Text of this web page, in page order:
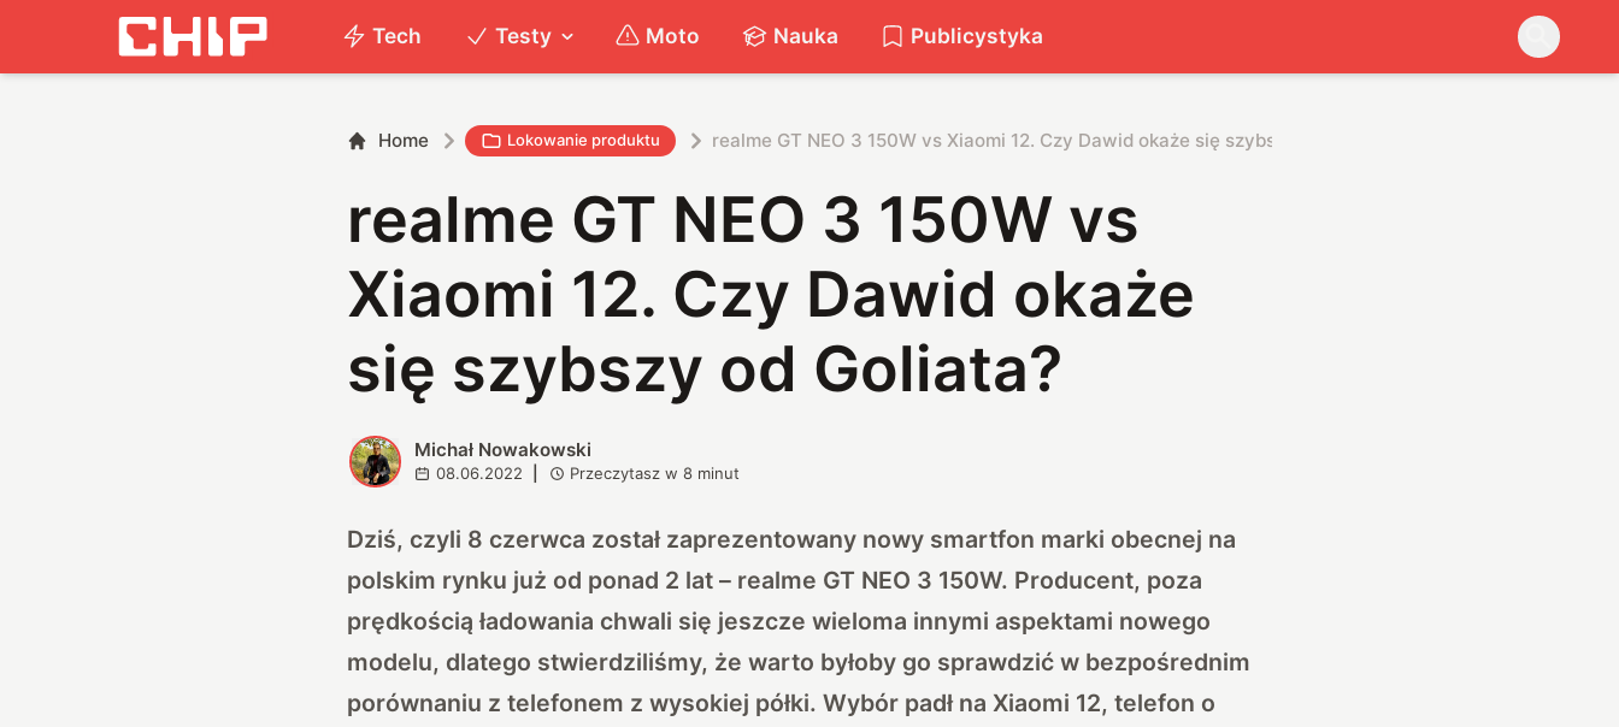
Tech Testy Moto Nauka Publicystyka
Home Lokowanie produktu realme GT NEO 3 150W vs Xiaomi 12. Czy Dawid okaże się szybszy od Goliata?
realme GT NEO 3 150W vs
Xiaomi 12. Czy Dawid okaże
się szybszy od Goliata?
M Michał Nowakowski
08.06.2022 Przeczytasz w8 minut
Dziś, czyli 8 czerwca został zaprezentowany nowy smartfon marki obecnej na
polskim rynku już od ponad 2 lat – realme GT NEO 3 150W. Producent, poza
prędkością ładowania chwali się jeszcze wieloma innymi aspektami nowego
modelu, dlatego stwierdziliśmy, że warto byłoby go sprawdzić w bezpośrednim
porównaniu z telefonem z wysokiej półki. Wybór padł na Xiaomi 12, telefon o